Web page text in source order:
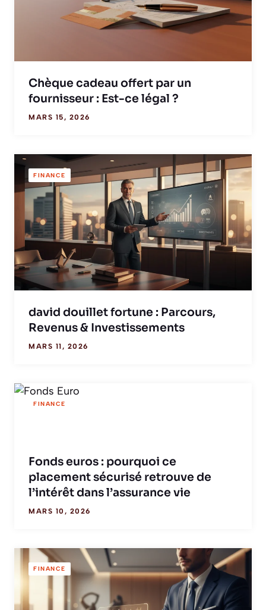
Chèque cadeau offert par un
fournisseur : Est-ce légal ?
MARS 15, 2026
FINANCE
david douillet fortune : Parcours,
Revenus & Investissements
MARS 11, 2026
FINANCE
Fonds euros : pourquoi ce
placement sécurisé retrouve de
l’intérêt dans l’assurance vie
MARS 10, 2026
FINANCE